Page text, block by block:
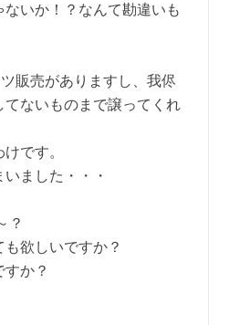
いか！？なんて勘違いも
販売がありますし、我侭
ないものまで譲ってくれ
です。
ました・・・
？
欲しいですか？
か？